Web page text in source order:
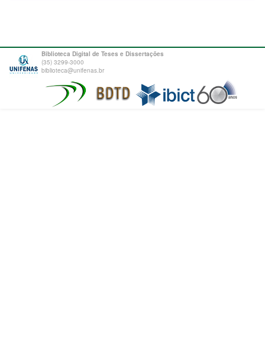
Biblioteca Digital de Teses e Dissertações
(35) 3299-3000
biblioteca@unifenas.br